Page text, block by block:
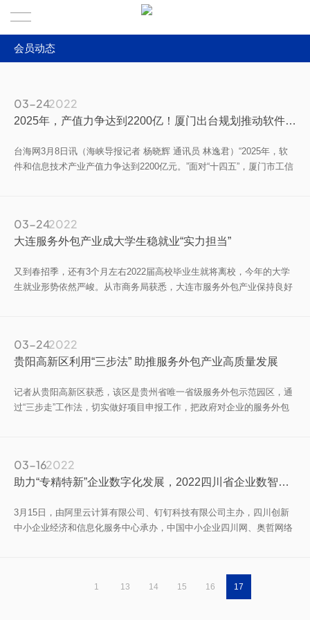
会员动态
会员动态
03-242022
2025年，产值力争达到2200亿！厦门出台规划推动软件和信息技术产业再突破
台海网3月8日讯（海峡导报记者 杨晓辉 通讯员 林逸君）“2025年，软
件和信息技术产业产值力争达到2200亿元。”面对“十四五”，厦门市工信
03-242022
大连服务外包产业成大学生稳就业“实力担当”
又到春招季，还有3个月左右2022届高校毕业生就将离校，今年的大学
生就业形势依然严峻。从市商务局获悉，大连市服务外包产业保持良好
03-242022
贵阳高新区利用“三步法” 助推服务外包产业高质量发展
记者从贵阳高新区获悉，该区是贵州省唯一省级服务外包示范园区，通
过“三步走”工作法，切实做好项目申报工作，把政府对企业的服务外包
03-162022
助力“专精特新”企业数字化发展，2022四川省企业数智峰会在成都顺利召开
3月15日，由阿里云计算有限公司、钉钉科技有限公司主办，四川创新
中小企业经济和信息化服务中心承办，中国中小企业四川网、奥哲网络
1 13 14 15 16 17
首页
关于我们
发展历程
联系我们
联盟服务
分支机构
加入联盟
专家洞见